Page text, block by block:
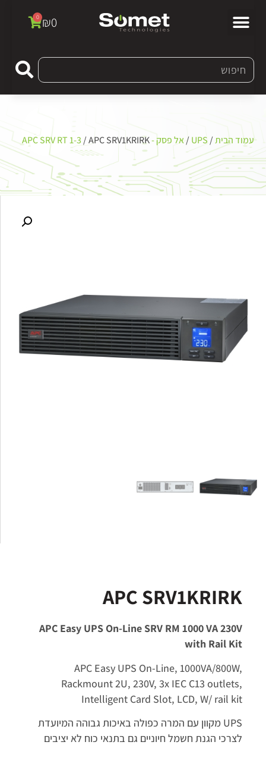
₪0
0
עמוד הבית/
UPS
/אל פסק - APC SRV RT 1-3/ APC SRV1KRIRK
APC SRV1KRIRK
APC Easy UPS On-Line SRV RM 1000 VA 230V
with Rail Kit
APC Easy UPS On-Line, 1000VA/800W,
Rackmount 2U, 230V, 3x IEC C13 outlets,
Intelligent Card Slot, LCD, W/ rail kit
UPS מקוון עם המרה כפולה באיכות גבוהה המיועדת
לצרכי הגנת חשמל חיוניים גם בתנאי כוח לא יציבים